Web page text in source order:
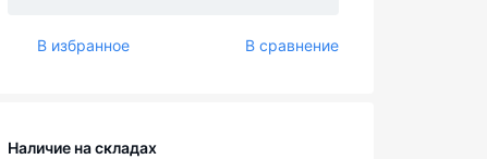
В избранное В сравнение
Наличие на складах